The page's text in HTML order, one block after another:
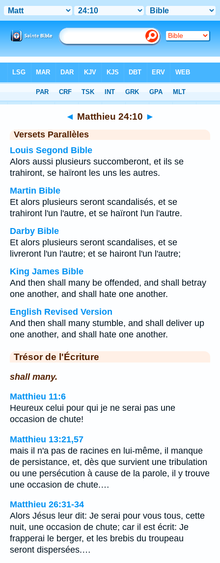
Chapitre 24> Verset 10
◄ Matthieu 24:10 ►
Versets Parallèles
Louis Segond Bible
Alors aussi plusieurs succomberont, et ils se
trahiront, se haïront les uns les autres.
Martin Bible
Et alors plusieurs seront scandalisés, et se
trahiront l'un l'autre, et se haïront l'un l'autre.
Darby Bible
Et alors plusieurs seront scandalises, et se
livreront l'un l'autre; et se hairont l'un l'autre;
King James Bible
And then shall many be offended, and shall betray
one another, and shall hate one another.
English Revised Version
And then shall many stumble, and shall deliver up
one another, and shall hate one another.
Trésor de l'Écriture
shall many.
Matthieu 11:6
Heureux celui pour qui je ne serai pas une
occasion de chute!
Matthieu 13:21,57
mais il n'a pas de racines en lui-même, il manque
de persistance, et, dès que survient une tribulation
ou une persécution à cause de la parole, il y trouve
une occasion de chute.…
Matthieu 26:31-34
Alors Jésus leur dit: Je serai pour vous tous, cette
nuit, une occasion de chute; car il est écrit: Je
frapperai le berger, et les brebis du troupeau
seront dispersées.…